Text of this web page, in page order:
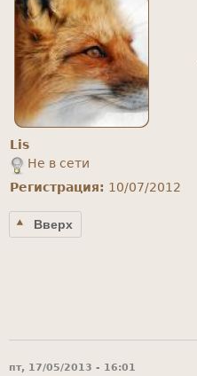
Lis
Не в сети
Регистрация: 10/07/2012
Вверх
пт, 17/05/2013 - 16:01